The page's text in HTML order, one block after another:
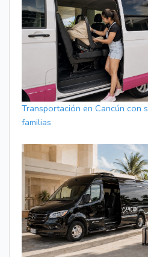
Transportación en Cancún con
familias